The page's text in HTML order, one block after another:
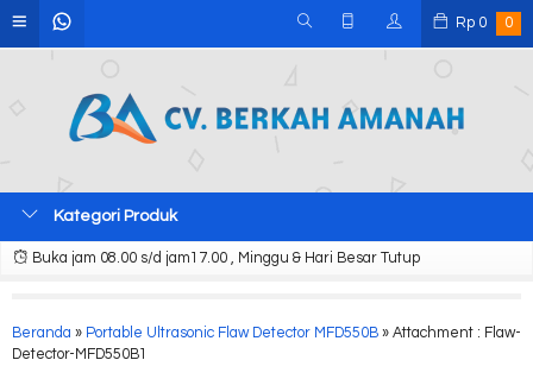
Rp 0 0
Kategori Produk
Buka jam 08.00 s/d jam17.00 , Minggu & Hari Besar Tutup
Beranda » Portable Ultrasonic Flaw Detector MFD550B » Attachment : Flaw-
Detector-MFD550B1